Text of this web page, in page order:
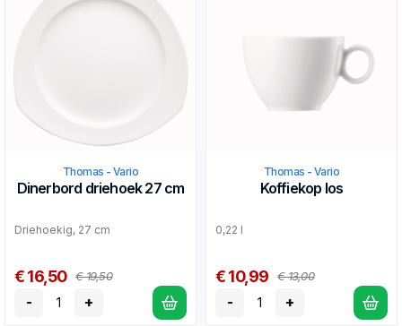
Thomas - Vario
Dinerbord driehoek 27 cm
Driehoekig, 27 cm
€ 16,50 € 19,50
- +
Thomas - Vario
Koffiekop los
0,22 l
€ 10,99 € 13,00
- +